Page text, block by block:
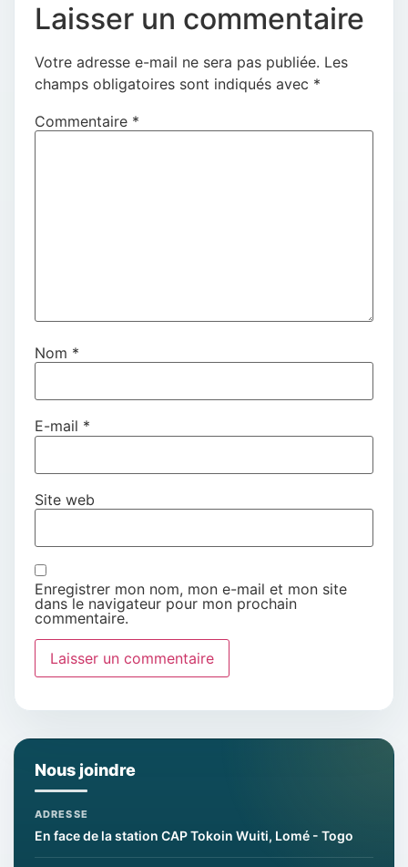
Laisser un commentaire
Votre adresse e-mail ne sera pas publiée. Les
champs obligatoires sont indiqués avec *
Commentaire *
Nom *
E-mail *
Site web
Enregistrer mon nom, mon e-mail et mon site
dans le navigateur pour mon prochain
commentaire.
Nous joindre
ADRESSE
En face de la station CAP Tokoin Wuiti, Lomé - Togo